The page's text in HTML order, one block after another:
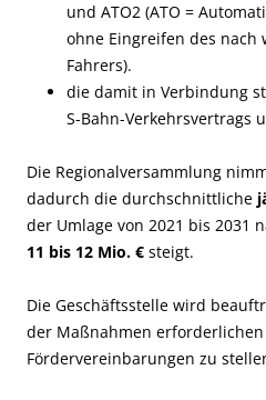
und ATO2 (ATO =
ohne Eingreifen des nach
Fahrers).
die damit in Verbindung
S-Bahn-Verkehrsvertrags
Die Regionalversammlung
dadurch die durchschnittliche
der Umlage von 2021 bis 2031
11 bis 12 Mio. € steigt.
Die Geschäftsstelle wird
der Maßnahmen
Fördervereinbarungen zu